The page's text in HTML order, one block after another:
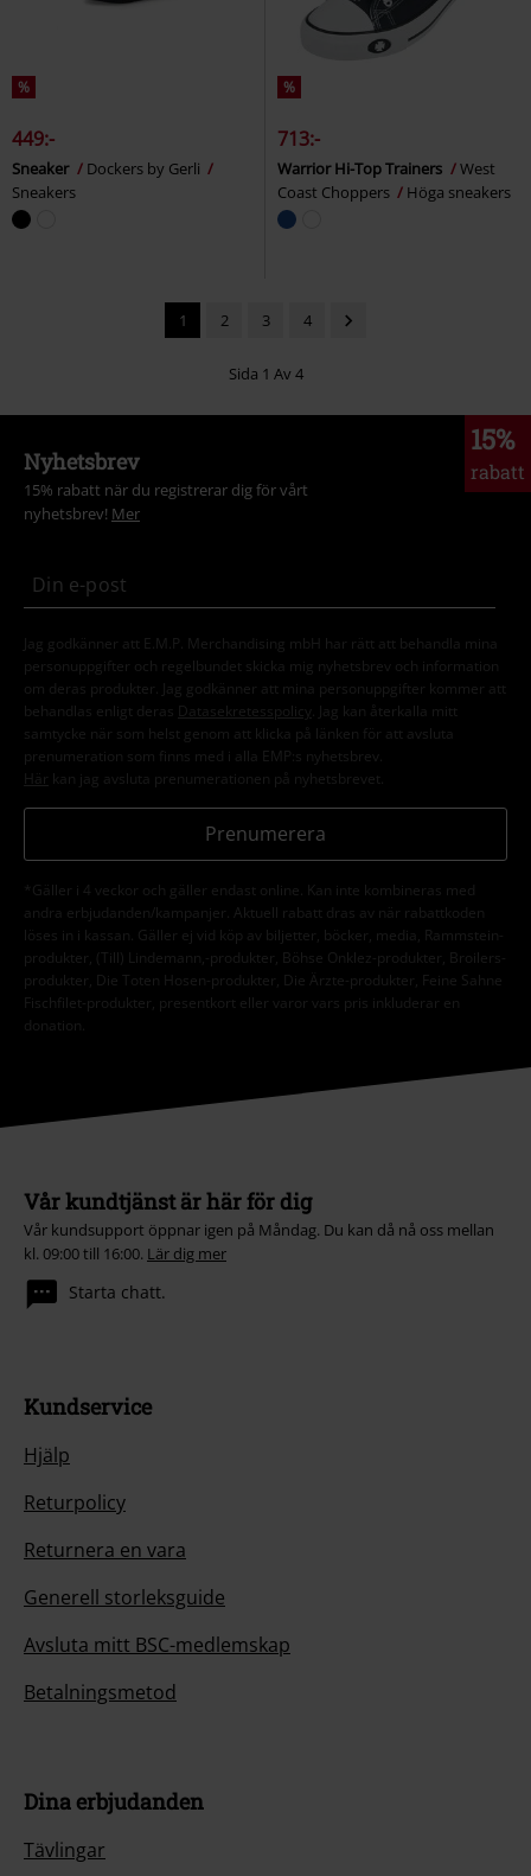
%
449:-
Sneaker
Dockers by Gerli
Sneakers
%
713:-
Warrior Hi-Top Trainers
West
Coast Choppers
Höga sneakers
1 2 3 4
Sida 1 Av 4
15%
rabatt
Nyhetsbrev
15% rabatt när du registrerar dig för vårt
nyhetsbrev! Mer
Jag godkänner att E.M.P. Merchandising mbH har rätt att behandla mina
personuppgifter och regelbundet skicka mig nyhetsbrev och information
om deras produkter. Jag godkänner att mina personuppgifter kommer att
behandlas enligt deras
Datasekretesspolicy
. Jag kan återkalla mitt
samtycke när som helst genom att klicka på länken för att avsluta
prenumeration som finns med i alla EMP:s nyhetsbrev.
Här kan jag avsluta prenumerationen på nyhetsbrevet.
Prenumerera
*Gäller i 4 veckor och gäller endast online. Kan inte kombineras med
andra erbjudanden/kampanjer. Aktuell rabatt dras av när rabattkoden
löses in i kassan. Gäller ej vid köp av biljetter, böcker, media, Rammstein-
produkter, (Till) Lindemann,-produkter, Böhse Onklez-produkter, Broilers-
produkter, Die Toten Hosen-produkter, Die Ärzte-produkter, Feine Sahne
Fischfilet-produkter, presentkort eller varor vars pris inkluderar en
donation.
Vår kundtjänst är här för dig
Vår kundsupport öppnar igen på Måndag. Du kan då nå oss mellan
kl. 09:00 till 16:00. Lär dig mer
Starta chatt.
Kundservice
Hjälp
Returpolicy
Returnera en vara
Generell storleksguide
Avsluta mitt BSC-medlemskap
Betalningsmetod
Dina erbjudanden
Tävlingar